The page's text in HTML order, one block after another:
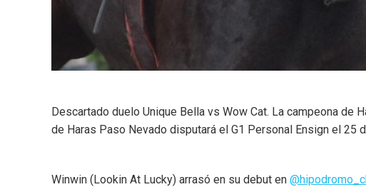
Descartado duelo Unique Bella vs Wow Cat. La campeona de
de Haras Paso Nevado disputará el G1 Personal Ensign el 25
Winwin (Lookin At Lucky) arrasó en su debut en